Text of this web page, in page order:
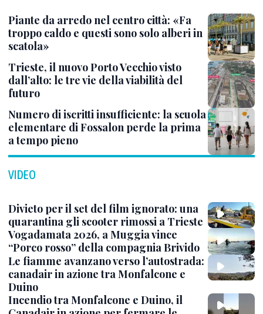
Piante da arredo nel centro città: «Fa
troppo caldo e questi sono solo alberi in
scatola»
Trieste, il nuovo Porto Vecchio visto
dall’alto: le tre vie della viabilità del
futuro
Numero di iscritti insufficiente: la scuola
elementare di Fossalon perde la prima
a tempo pieno
VIDEO
Divieto per il set del film ignorato: una
quarantina gli scooter rimossi a Trieste
Vogadamata 2026, a Muggia vince
“Porco rosso” della compagnia Brivido
Le fiamme avanzano verso l’autostrada:
canadair in azione tra Monfalcone e
Duino
Incendio tra Monfalcone e Duino, il